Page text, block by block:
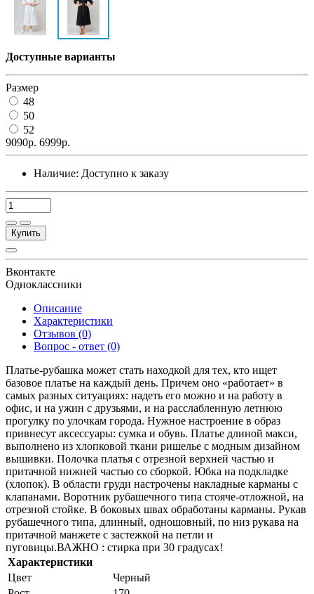
Доступные варианты
Размер
48
50
52
9090р. 6999р.
Наличие: Доступно к заказу
Купить
Вконтакте
Одноклассники
Описание
Характеристики
Отзывов (0)
Вопрос - ответ (0)
Платье-рубашка может стать находкой для тех, кто ищет
базовое платье на каждый день. Причем оно «работает» в
самых разных ситуациях: надеть его можно и на работу в
офис, и на ужин с друзьями, и на расслабленную летнюю
прогулку по улочкам города. Нужное настроение в образ
привнесут аксессуары: сумка и обувь. Платье длиной макси,
выполнено из хлопковой ткани ришелье с модным дизайном
вышивки. Полочка платья с отрезной верхней частью и
притачной нижней частью со сборкой. Юбка на подкладке
(хлопок). В области груди настрочены накладные карманы с
клапанами. Воротник рубашечного типа стояче-отложной, на
отрезной стойке. В боковых швах обработаны карманы. Рукав
рубашечного типа, длинный, одношовный, по низ рукава на
притачной манжете с застежкой на петли и
пуговицы.ВАЖНО : стирка при 30 градусах!
Характеристики
Цвет
Черный